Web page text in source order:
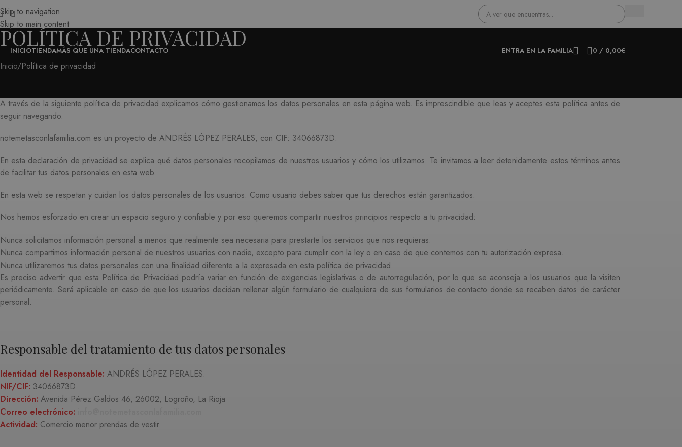
Skip to navigation
Skip to main content
INICIOTIENDAMÁS QUE UNA TIENDACONTACTO ENTRA EN LA FAMILIA 0 / 0,00€
POLÍTICA DE PRIVACIDAD
Inicio Política de privacidad
A través de la siguiente política de privacidad explicamos cómo gestionamos los datos personales en esta página web. Es imprescindible que leas y aceptes esta política antes de
seguir navegando.
notemetasconlafamilia.com es un proyecto de ANDRÉS LÓPEZ PERALES, con CIF: 34066873D.
En esta declaración de privacidad se explica qué datos personales recopilamos de nuestros usuarios y cómo los utilizamos. Te invitamos a leer detenidamente estos términos antes
de facilitar tus datos personales en esta web.
En esta web se respetan y cuidan los datos personales de los usuarios. Como usuario debes saber que tus derechos están garantizados.
Nos hemos esforzado en crear un espacio seguro y confiable y por eso queremos compartir nuestros principios respecto a tu privacidad:
Nunca solicitamos información personal a menos que realmente sea necesaria para prestarte los servicios que nos requieras.
Nunca compartimos información personal de nuestros usuarios con nadie, excepto para cumplir con la ley o en caso de que contemos con tu autorización expresa.
Nunca utilizaremos tus datos personales con una finalidad diferente a la expresada en esta política de privacidad.
Es preciso advertir que esta Política de Privacidad podría variar en función de exigencias legislativas o de autorregulación, por lo que se aconseja a los usuarios que la visiten
periódicamente. Será aplicable en caso de que los usuarios decidan rellenar algún formulario de cualquiera de sus formularios de contacto donde se recaben datos de carácter
personal.
Responsable del tratamiento de tus datos personales
Identidad del Responsable: ANDRÉS LÓPEZ PERALES.
NIF/CIF: 34066873D.
Dirección: Avenida Pérez Galdos 46, 26002, Logroño, La Rioja
Correo electrónico:
Actividad: Comercio menor prendas de vestir.